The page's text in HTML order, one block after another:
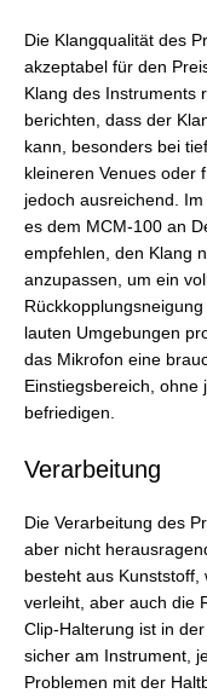
Die Klangqualität des
akzeptabel für den
Klang des Instruments
berichten, dass der
kann, besonders bei
kleineren Venues oder
jedoch ausreichend.
es dem MCM-100 an
empfehlen, den Klang
anzupassen, um ein
lauten Umgebungen
das Mikrofon eine
Einstiegsbereich, ohne
befriedigen.
Verarbeitung
Die Verarbeitung des
aber nicht
besteht aus
verleiht, aber auch die
Clip-Halterung ist in
sicher am Instrument,
Problemen mit der